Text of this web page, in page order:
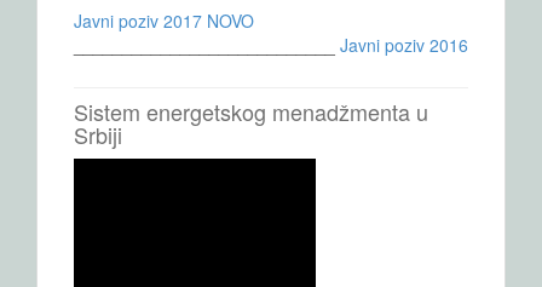
Javni poziv 2017 NOVO
Javni poziv 2016
Sistem energetskog menadžmenta u
Srbiji